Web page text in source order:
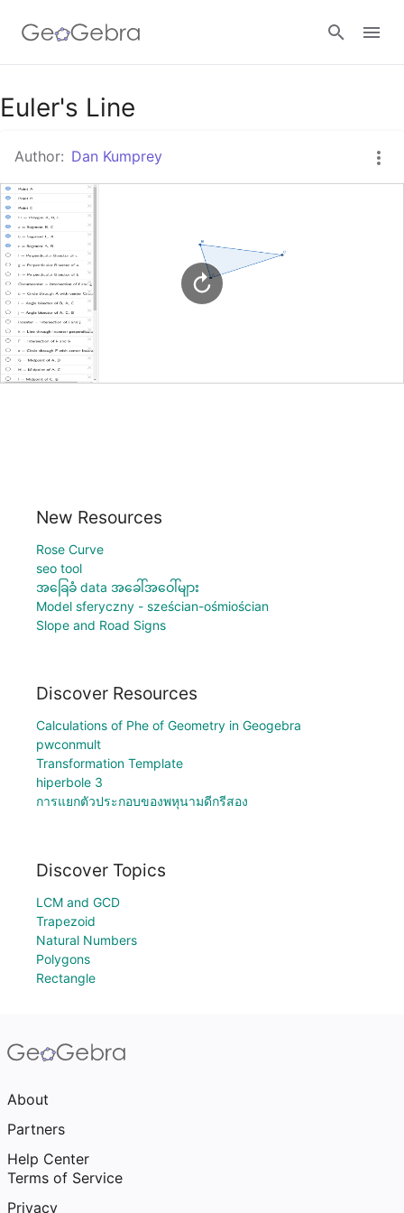
Google Classroom
GeoGebra Classroom
Euler's Line
Author: Dan Kumprey
New Resources
Rose Curve
seo tool
အခြေခံ data အခေါ်အဝေါ်များ
Model sferyczny - sześcian-ośmiościan
Slope and Road Signs
Discover Resources
Calculations of Phe of Geometry in Geogebra
pwconmult
Transformation Template
hiperbole 3
การแยกตัวประกอบของพหุนามดีกรีสอง
Discover Topics
LCM and GCD
Trapezoid
Natural Numbers
Polygons
Rectangle
About
Partners
Help Center
Terms of Service
Privacy